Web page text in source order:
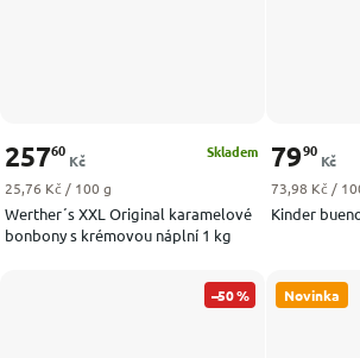
Werther´s XXL Original karamelové
bonbony s krémovou náplní 1 kg
Skladem
25760
Kč
Měrná cena:
25,76 Kč / 100 g
Kinder
7990
Kč
Měrná cena:
73,98 Kč /
–50 % Novinka